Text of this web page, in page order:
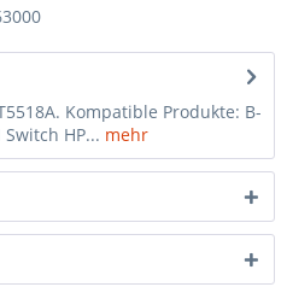
Kompatible Produkte: B-
HP... mehr